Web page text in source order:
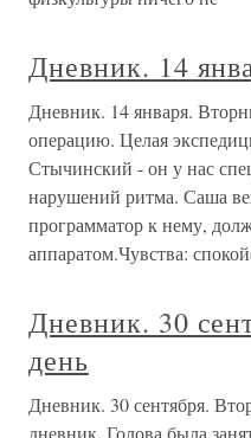
Дневник. 14
Дневник. 14 января.
операцию. Целая
Стычинский - он у нас
нарушений ритма. Саша
программатор к нему,
аппаратом.Чувства:
Дневник. 30
день
Дневник. 30 сентября.
дневник. Голова была